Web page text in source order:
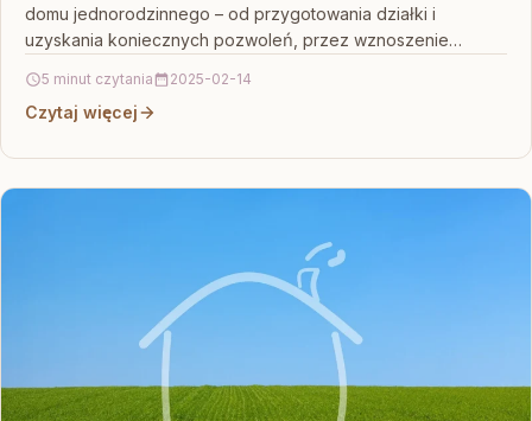
domu jednorodzinnego – od przygotowania działki i
uzyskania koniecznych pozwoleń, przez wznoszenie
5 minut czytania 2025-02-14
Czytaj więcej